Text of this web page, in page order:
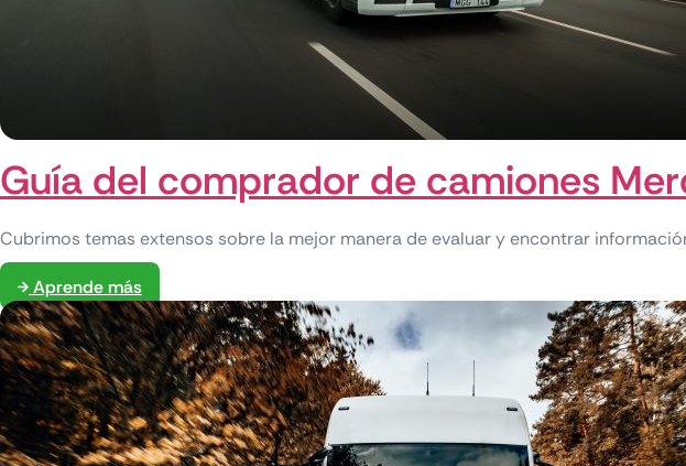
Guía del comprador de camiones
Cubrimos temas extensos sobre la mejor manera de evaluar y encontrar
Aprende más